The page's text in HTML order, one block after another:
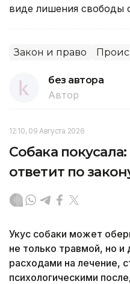
виде лишения свободы
Закон и право
без автора
Автор
12:10, 09 Августа 2026
Собака
ответит по
Укус собаки может
не только травмой, но
расходами на лечение,
психологическими